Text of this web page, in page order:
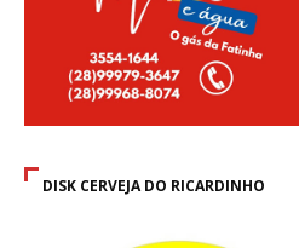
DISK CERVEJA DO RICARDINHO